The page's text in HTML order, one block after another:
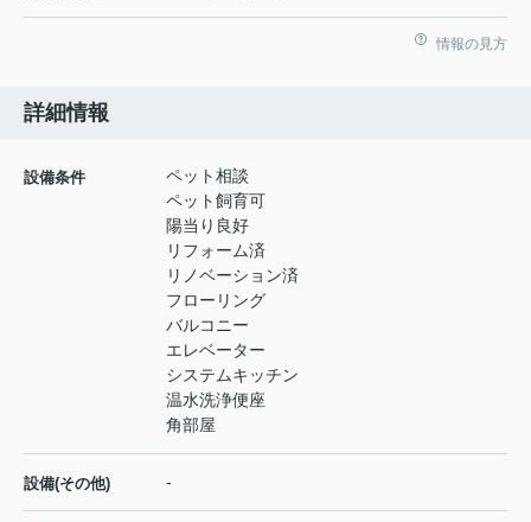
情報の見方
詳細情報
設備条件
ペット相談
ペット飼育可
陽当り良好
リフォーム済
リノベーション済
フローリング
バルコニー
エレベーター
システムキッチン
温水洗浄便座
角部屋
設備(その他) -